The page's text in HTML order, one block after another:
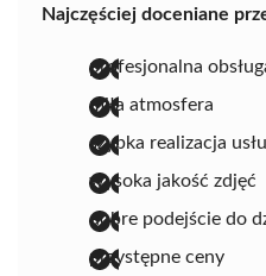
Najczęściej doceniane
profesjonalna
miła atmosfera
szybka realizacja
wysoka jakość zdjęć
dobre podejście do
przystępne ceny